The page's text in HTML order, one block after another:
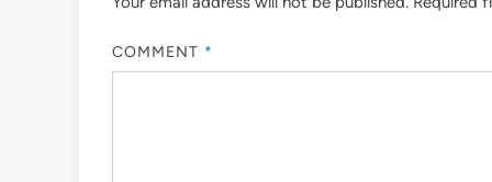
COMMENT *